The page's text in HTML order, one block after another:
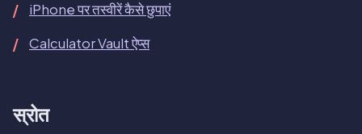
iPhone पर तस्वीरें कैसे छुपाएं
Calculator Vault ऐप्स
स्रोत